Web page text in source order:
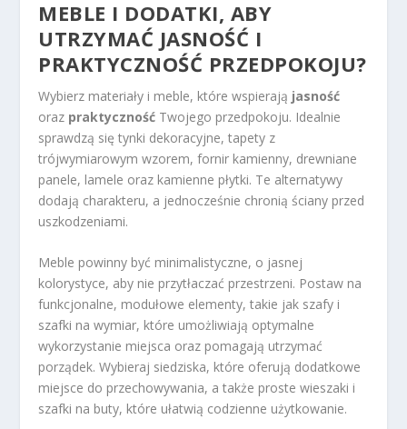
MEBLE I DODATKI, ABY
UTRZYMAĆ JASNOŚĆ I
PRAKTYCZNOŚĆ PRZEDPOKOJU?
Wybierz materiały i meble, które wspierają jasność
oraz praktyczność Twojego przedpokoju. Idealnie
sprawdzą się tynki dekoracyjne, tapety z
trójwymiarowym wzorem, fornir kamienny, drewniane
panele, lamele oraz kamienne płytki. Te alternatywy
dodają charakteru, a jednocześnie chronią ściany przed
uszkodzeniami.
Meble powinny być minimalistyczne, o jasnej
kolorystyce, aby nie przytłaczać przestrzeni. Postaw na
funkcjonalne, modułowe elementy, takie jak szafy i
szafki na wymiar, które umożliwiają optymalne
wykorzystanie miejsca oraz pomagają utrzymać
porządek. Wybieraj siedziska, które oferują dodatkowe
miejsce do przechowywania, a także proste wieszaki i
szafki na buty, które ułatwią codzienne użytkowanie.